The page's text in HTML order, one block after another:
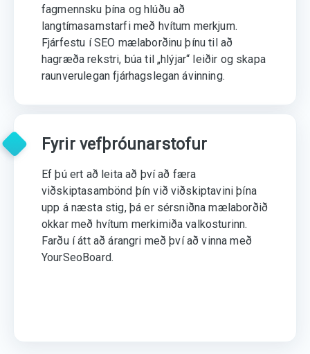
fagmennsku þína og hlúðu að
langtímasamstarfi með hvítum merkjum.
Fjárfestu í SEO mælaborðinu þínu til að
hagræða rekstri, búa til „hlýjar“ leiðir og skapa
raunverulegan fjárhagslegan ávinning.
Fyrir vefþróunarstofur
Ef þú ert að leita að því að færa
viðskiptasambönd þín við viðskiptavini þína
upp á næsta stig, þá er sérsniðna mælaborðið
okkar með hvítum merkimiða valkosturinn.
Farðu í átt að árangri með því að vinna með
YourSeoBoard.